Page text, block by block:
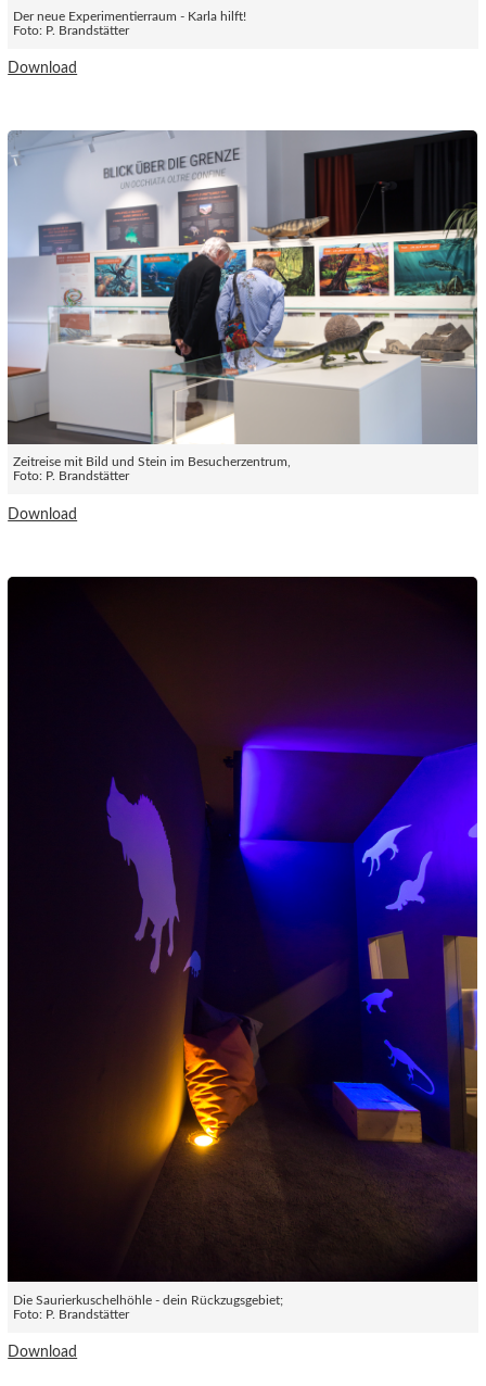
Der neue Experimentierraum - Karla hilft!
Foto: P. Brandstätter
Download
Zeitreise mit Bild und Stein im Besucherzentrum,
Foto: P. Brandstätter
Download
Die Saurierkuschelhöhle - dein Rückzugsgebiet;
Foto: P. Brandstätter
Download